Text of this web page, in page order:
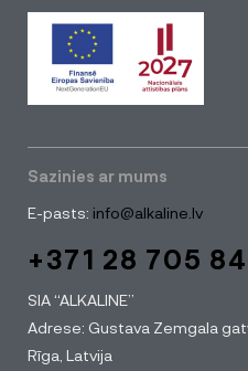
Sazinies ar mums
E-pasts: info@alkaline.lv
+371 28 705
SIA “ALKALINE”
Adrese: Gustava Zemgala
Rīga, Latvija